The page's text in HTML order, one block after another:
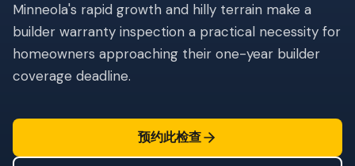
投资房产
四点检查
Minneola's rapid growth and hilly terrain make a
builder warranty inspection a practical necessity for
homeowners approaching their one-year builder
coverage deadline.
预约此检查